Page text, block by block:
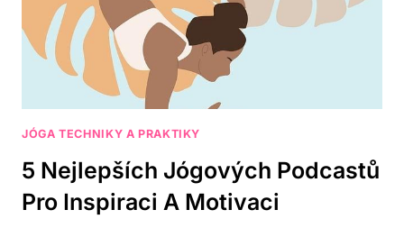
JÓGA TECHNIKY A PRAKTIKY
5 Nejlepších Jógových Podcastů
Pro Inspiraci A Motivaci